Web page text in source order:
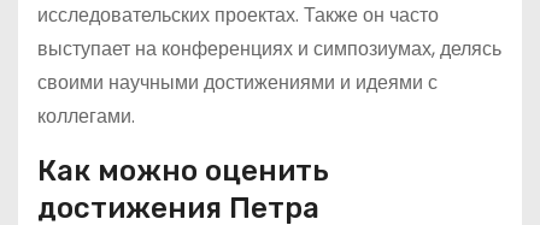
исследовательских проектах. Также он часто
выступает на конференциях и симпозиумах, делясь
своими научными достижениями и идеями с
коллегами.
Как можно оценить
достижения Петра